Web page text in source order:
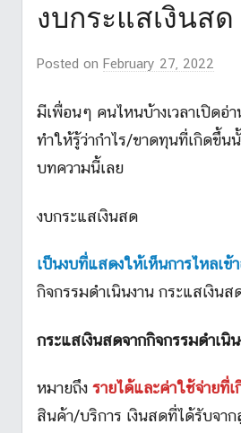
งบกระแสเงินส
Posted on February 27, 2022
m
r
t
o
k
2
มีเพื่อนๆ คนไหนบ้างเวลาเปิดอ่
ทำให้รู้ว่ากำไร/ขาดทุนที่เกิดขึ้น
บทความนี้เลย
งบกระแสเงินสด
เป็นงบที่แสดงให้เห็นการไหลเข้
กิจกรรมดำเนินงาน กระแสเงิน
กระแสเงินสดจากกิจกรรมดำเนิ
หมายถึง รายได้และค่าใช้จ่ายที่เ
สินค้า/บริการ เงินสดที่ได้รับจา